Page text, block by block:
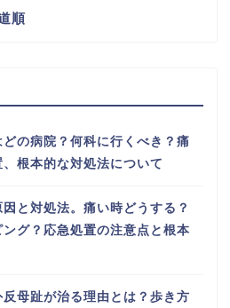
順
の病院？何科に行くべき？痛
根本的な対処法について
と対処法。痛い時どうする？
グ？応急処置の注意点と根本
母趾が治る理由とは？歩き方